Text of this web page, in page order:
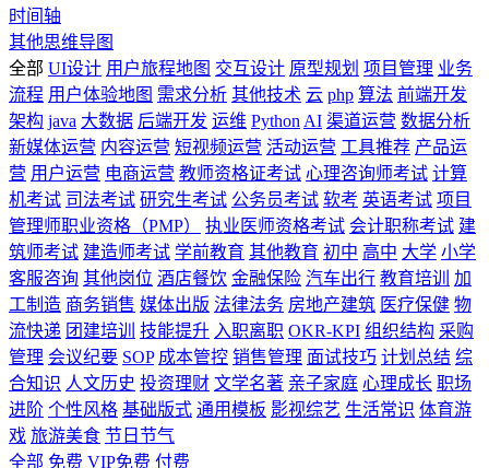
时间轴
其他思维导图
全部 UI设计 用户旅程地图 交互设计 原型规划 项目管理 业务
流程 用户体验地图 需求分析 其他技术 云 php 算法 前端开发
架构 java 大数据 后端开发 运维 Python AI 渠道运营 数据分析
新媒体运营 内容运营 短视频运营 活动运营 工具推荐 产品运
营 用户运营 电商运营 教师资格证考试 心理咨询师考试 计算
机考试 司法考试 研究生考试 公务员考试 软考 英语考试 项目
管理师职业资格（PMP）
执业医师资格考试 会计职称考试 建
筑师考试 建造师考试 学前教育 其他教育 初中 高中 大学 小学
客服咨询 其他岗位 酒店餐饮 金融保险 汽车出行 教育培训
加
工制造 商务销售 媒体出版 法律法务 房地产建筑 医疗保健 物
流快递 团建培训 技能提升 入职离职 OKR-KPI 组织结构 采购
管理 会议纪要 SOP 成本管控 销售管理 面试技巧 计划总结 综
合知识 人文历史 投资理财 文学名著 亲子家庭 心理成长 职场
进阶 个性风格 基础版式 通用模板 影视综艺 生活常识 体育游
戏 旅游美食 节日节气
全部 免费 VIP免费 付费